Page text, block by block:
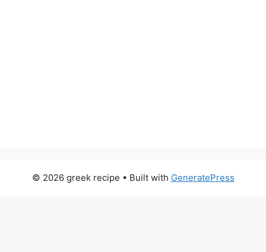
© 2026 greek recipe • Built with GeneratePress